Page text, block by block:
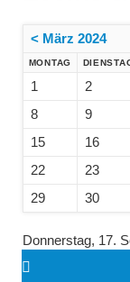
< März 2024
MONTAG
1 2
8
9
15
16
22
23
29
30
Donnerstag, 17.